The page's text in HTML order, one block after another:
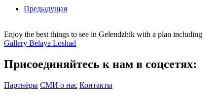
Предыдущая
Enjoy the best things to see in Gelendzhik with a plan including
Gallery Belaya Loshad
Присоединяйтесь к нам в соцсетях:
Партнёры СМИ о нас Контакты